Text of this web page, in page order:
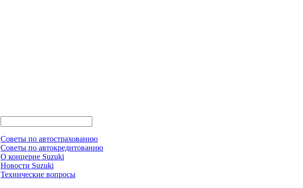
Советы по автострахованию
Советы по автокредитованию
О концерне Suzuki
Новости Suzuki
Технические вопросы